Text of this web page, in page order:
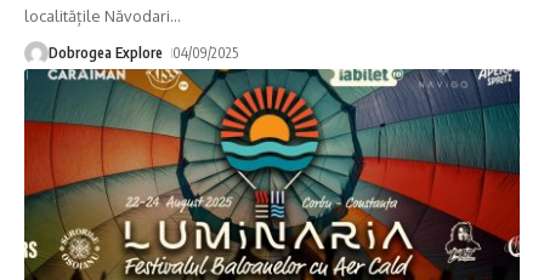
localitățile Năvodari…
Dobrogea Explore 04/09/2025